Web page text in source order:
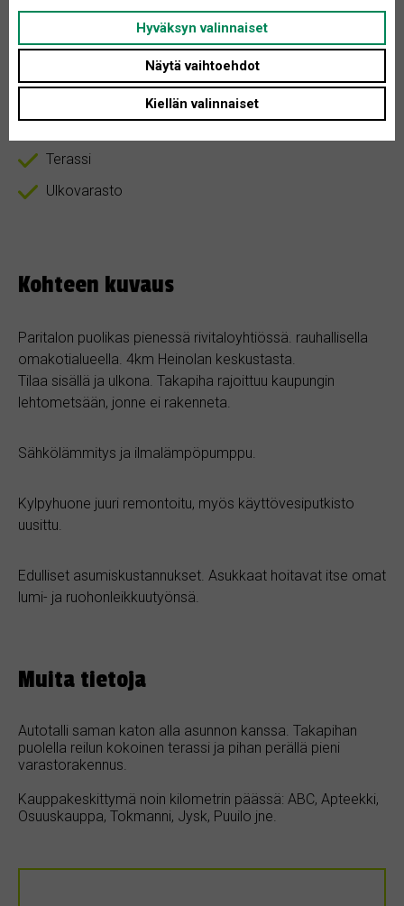
Terassi
Ulkovarasto
Kohteen kuvaus
Paritalon puolikas pienessä rivitaloyhtiössä. rauhallisella
omakotialueella. 4km Heinolan keskustasta.
Tilaa sisällä ja ulkona. Takapiha rajoittuu kaupungin
lehtometsään, jonne ei rakenneta.
Sähkölämmitys ja ilmalämpöpumppu.
Kylpyhuone juuri remontoitu, myös käyttövesiputkisto
uusittu.
Edulliset asumiskustannukset. Asukkaat hoitavat itse omat
lumi- ja ruohonleikkuutyönsä.
Muita tietoja
Autotalli saman katon alla asunnon kanssa. Takapihan
puolella reilun kokoinen terassi ja pihan perällä pieni
varastorakennus.
Kauppakeskittymä noin kilometrin päässä: ABC, Apteekki,
Osuuskauppa, Tokmanni, Jysk, Puuilo jne.
Hyväksyn valinnaiset
Näytä vaihtoehdot
Kiellän valinnaiset